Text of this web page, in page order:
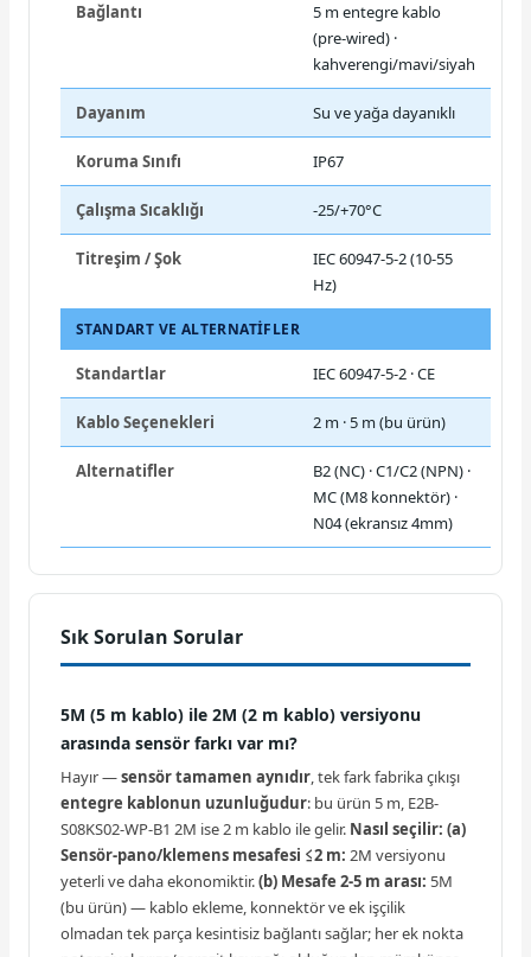
Bağlantı
5 m entegre kablo
(pre-wired) ·
kahverengi/mavi/siyah
Dayanım Su ve yağa dayanıklı
Koruma Sınıfı IP67
Çalışma Sıcaklığı -25/+70°C
Titreşim / Şok
IEC 60947-5-2 (10-55
Hz)
STANDART VE ALTERNATIFLER
Standartlar IEC 60947-5-2 · CE
Kablo Seçenekleri 2 m · 5 m (bu ürün)
Alternatifler
B2 (NC) · C1/C2 (NPN) ·
MC (M8 konnektör) ·
N04 (ekransız 4mm)
Sık Sorulan Sorular
5M (5 m kablo) ile 2M (2 m kablo) versiyonu
arasında sensör farkı var mı?
Hayır —sensör tamamen aynıdır, tek fark fabrika çıkışı
entegre kablonun uzunluğudur: bu ürün 5 m, E2B-
S08KS02-WP-B1 2M ise 2 m kablo ile gelir. Nasıl seçilir: (a)
Sensör-pano/klemens mesafesi ≤2 m: 2M versiyonu
yeterli ve daha ekonomiktir.(b) Mesafe 2-5 m arası: 5M
(bu ürün) — kablo ekleme, konnektör ve ek işçilik
olmadan tek parça kesintisiz bağlantı sağlar; her ek nokta